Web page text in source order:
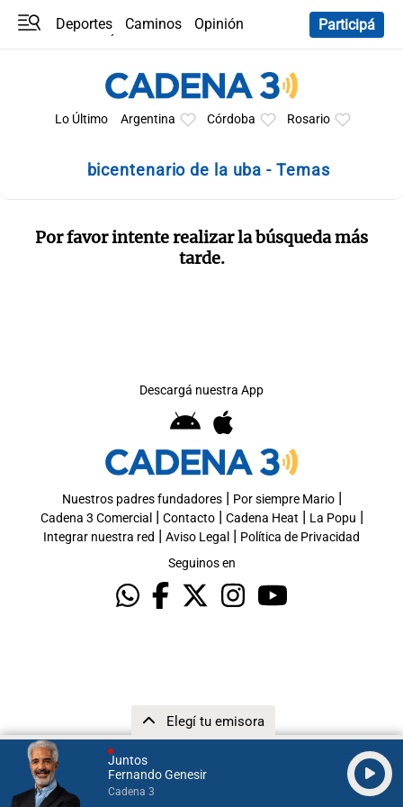
Juntos
Fernando Genesir
Cadena 3
Elegí tu emisora
Deportes Caminos
Opinión
Participá
Lo Último Argentina Córdoba Rosario
bicentenario de la uba - Temas
Por favor intente realizar la búsqueda más
tarde.
Descargá nuestra App
Nuestros padres fundadores| Por siempre Mario|
Cadena 3 Comercial | Contacto| Cadena Heat | La Popu |
Integrar nuestra red | Aviso Legal | Política de Privacidad
Seguinos en